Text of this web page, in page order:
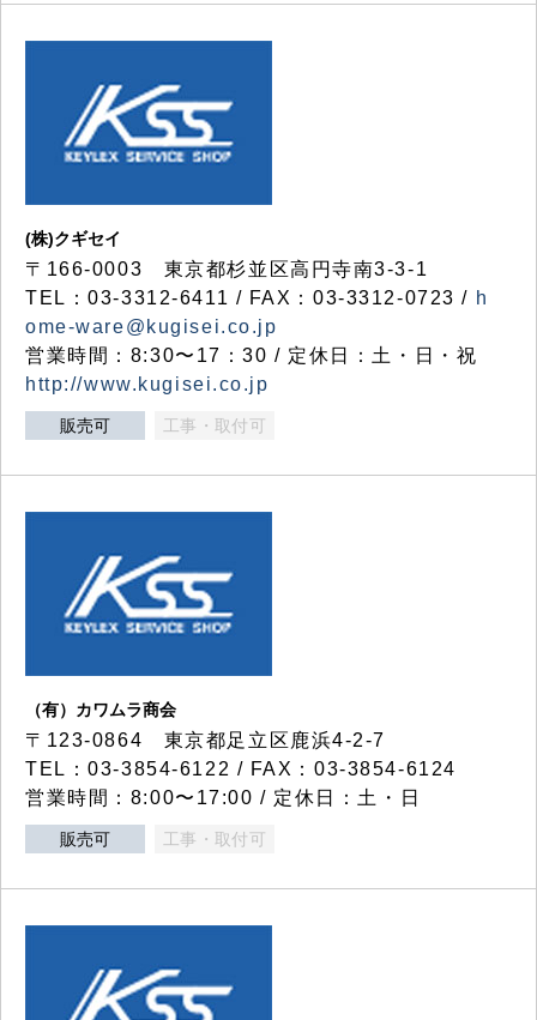
(株)クギセイ
〒166-0003 東京都杉並区高円寺南3-3-1
TEL：03-3312-6411 / FAX：03-3312-0723 / h
ome-ware@kugisei.co.jp
営業時間：8:30〜17：30 / 定休日：土・日・祝
http://www.kugisei.co.jp
販売可 工事・取付可
（有）カワムラ商会
〒123-0864 東京都足立区鹿浜4-2-7
TEL：03-3854-6122 / FAX：03-3854-6124
営業時間：8:00〜17:00 / 定休日：土・日
販売可 工事・取付可